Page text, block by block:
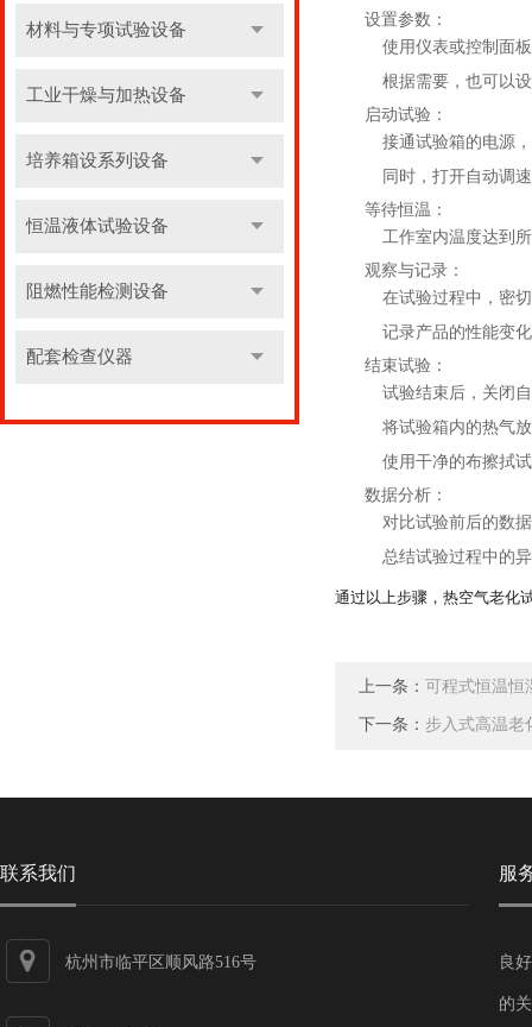
材料与专项试验设备
工业干燥与加热设备
培养箱设系列设备
恒温液体试验设备
阻燃性能检测设备
配套检查仪器
设置参数 ：
使用仪表或控制面
根据需要，也可以
启动试验：
接通试验箱的电源
同时，打开自动调
等待恒温 ：
工作室内温度达到
观察与记录：
在试验过程中，密
记录产品的性能变
结束试验：
试验结束后，关闭
将试验箱内的热气
使用干净的布擦拭
数据分析：
对比试验前后的数
总结试验过程中的
通过以上步骤，热空气老化
上一条： 可程式恒温恒
下一条： 步入式高温老
联系我们
杭州市临平区顺风路516号
服
良
的